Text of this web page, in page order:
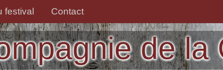
festival Contact
de la